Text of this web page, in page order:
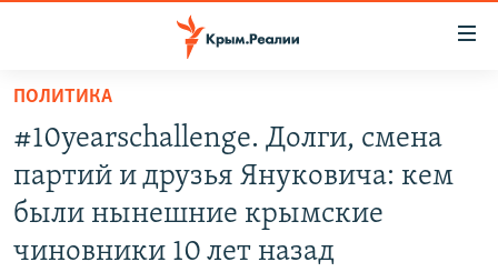
Вернуться
основному
содержанию
Вернутся
главной
СПЕЦПРОЕКТЫ
КАРТА ВОЕННЫХ ОБЪЕКТОВ КРЫМА
ВОДА
ПОЛИТИКА
#10yearschallenge. Долги, смена
партий и друзья Януковича: кем
были нынешние крымские
чиновники 10 лет назад